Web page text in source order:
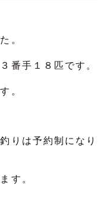
。
番手１８匹です。
。
りは予約制になり
す。